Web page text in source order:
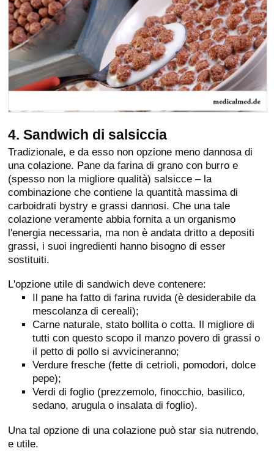
4. Sandwich di salsiccia
Tradizionale, e da esso non opzione meno dannosa di
una colazione. Pane da farina di grano con burro e
(spesso non la migliore qualità) salsicce – la
combinazione che contiene la quantità massima di
carboidrati bystry e grassi dannosi. Che una tale
colazione veramente abbia fornita a un organismo
l'energia necessaria, ma non è andata dritto a depositi
grassi, i suoi ingredienti hanno bisogno di esser
sostituiti.
L'opzione utile di sandwich deve contenere:
Il pane ha fatto di farina ruvida (è desiderabile da
mescolanza di cereali);
Carne naturale, stato bollita o cotta. Il migliore di
tutti con questo scopo il manzo povero di grassi o
il petto di pollo si avvicineranno;
Verdure fresche (fette di cetrioli, pomodori, dolce
pepe);
Verdi di foglio (prezzemolo, finocchio, basilico,
sedano, arugula o insalata di foglio).
Una tal opzione di una colazione può star sia nutrendo,
e utile.